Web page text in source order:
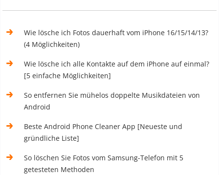
Wie lösche ich Fotos dauerhaft vom iPhone 16/15/14/13?
(4 Möglichkeiten)
Wie lösche ich alle Kontakte auf dem iPhone auf einmal?
[5 einfache Möglichkeiten]
So entfernen Sie mühelos doppelte Musikdateien von
Android
Beste Android Phone Cleaner App [Neueste und
gründliche Liste]
So löschen Sie Fotos vom Samsung-Telefon mit 5
getesteten Methoden